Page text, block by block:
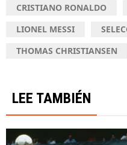
CRISTIANO RONALDO
LIONEL MESSI
THOMAS CHRISTIANSEN
LEE TAMBIÉN